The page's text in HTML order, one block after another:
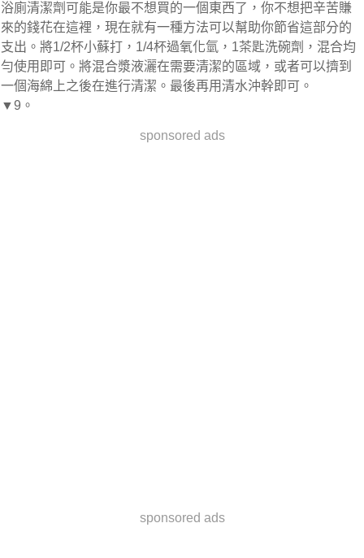
浴廁清潔劑可能是你最不想買的一個東西了，你不想把辛苦賺
來的錢花在這裡，現在就有一種方法可以幫助你節省這部分的
支出。將1/2杯小蘇打，1/4杯過氧化氫，1茶匙洗碗劑，混合均
勻使用即可。將混合漿液灑在需要清潔的區域，或者可以擠到
一個海綿上之後在進行清潔。最後再用清水沖幹即可。
▼9。
sponsored ads
sponsored ads